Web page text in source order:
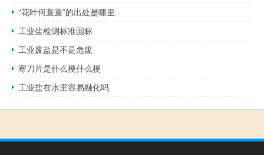
“花叶何蓑蓑”的出处是哪里
工业盐检测标准国标
工业废盐是不是危废
寄刀片是什么梗什么梗
工业盐在水里容易融化吗